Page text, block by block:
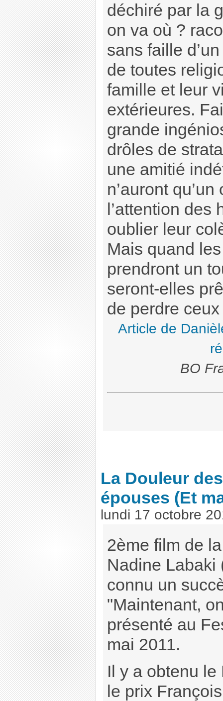
déchiré par la
on va où ?
sans faille
de toutes
famille et leur
extérieures.
grande
drôles de
une amitié
n’auront
l’attention
oublier leur
Mais quand
prendront un
seront-elles
de perdre
Article de
BO
La Douleur
épouses (Et
lundi 17 octobre
2ème film de
Nadine Labaki
connu un
"Maintenant,
présenté au
mai 2011.
Il y a obtenu
le prix